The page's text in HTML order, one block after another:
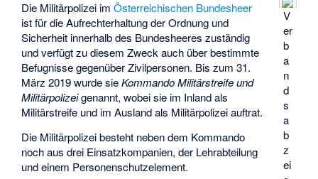
V
er
b
a
n
d
s
a
b
z
ei
Die Militärpolizei imÖsterreichischen Bundesheer
ist für die Aufrechterhaltung der Ordnung und
Sicherheit innerhalb des Bundesheeres zuständig
und verfügt zu diesem Zweck auch über bestimmte
Befugnisse gegenüber Zivilpersonen. Bis zum 31.
März 2019 wurde sieKommando Militärstreife und
Militärpolizeigenannt, wobei sie im Inland als
Militärstreife und im Ausland als Militärpolizei auftrat.
Die Militärpolizei besteht neben dem Kommando
noch aus drei Einsatzkompanien, der Lehrabteilung
und einem Personenschutzelement.